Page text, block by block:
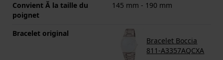
Convient Ă la taille du
poignet
145 mm - 190 mm
Bracelet original
Bracelet Boccia
811-A3357AQCXA